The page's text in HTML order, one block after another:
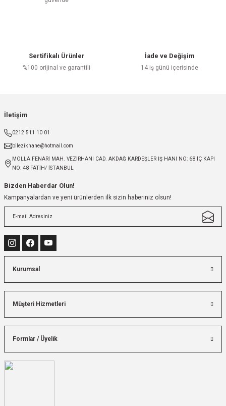
Sertifikalı Ürünler
%100 orijinal ve garantili
İade ve Değişim
14 iş günü içerisinde
İletişim
0212 511 10 01
bilezikhane@hotmail.com
MOLLA FENARİ MAH. VEZİRHANI CAD. AKDAĞ KARDEŞLER IŞ HANI NO: 68 İÇ KAPI
NO: 48 FATİH/ İSTANBUL
Bizden Haberdar Olun!
Kampanyalardan ve yeni ürünlerden ilk sizin haberiniz olsun!
Kurumsal
Müşteri Hizmetleri
Formlar / Üyelik